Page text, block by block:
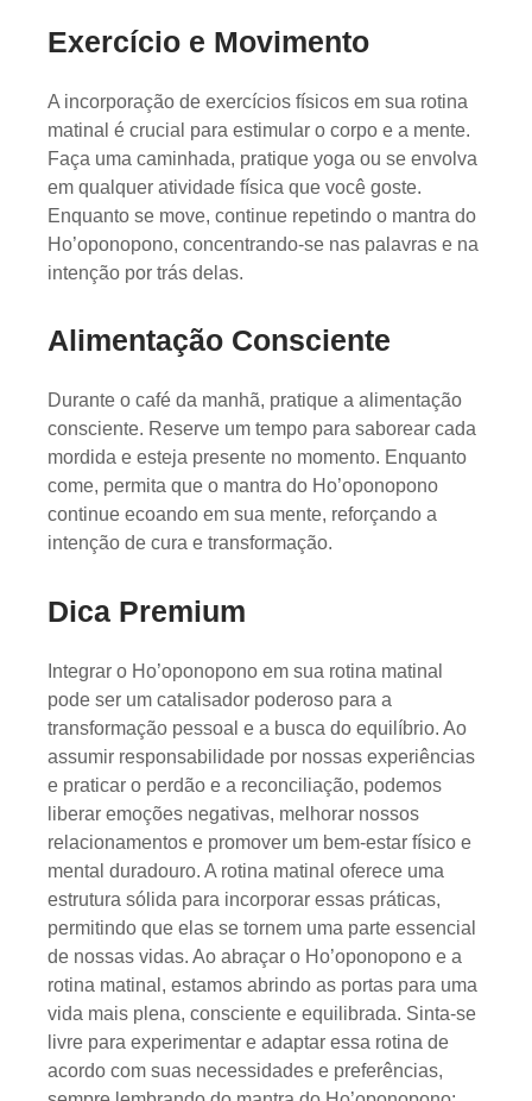
Exercício e Movimento
A incorporação de exercícios físicos em sua rotina
matinal é crucial para estimular o corpo e a mente.
Faça uma caminhada, pratique yoga ou se envolva
em qualquer atividade física que você goste.
Enquanto se move, continue repetindo o mantra do
Ho’oponopono, concentrando-se nas palavras e na
intenção por trás delas.
Alimentação Consciente
Durante o café da manhã, pratique a alimentação
consciente. Reserve um tempo para saborear cada
mordida e esteja presente no momento. Enquanto
come, permita que o mantra do Ho’oponopono
continue ecoando em sua mente, reforçando a
intenção de cura e transformação.
Dica Premium
Integrar o Ho’oponopono em sua rotina matinal
pode ser um catalisador poderoso para a
transformação pessoal e a busca do equilíbrio. Ao
assumir responsabilidade por nossas experiências
e praticar o perdão e a reconciliação, podemos
liberar emoções negativas, melhorar nossos
relacionamentos e promover um bem-estar físico e
mental duradouro. A rotina matinal oferece uma
estrutura sólida para incorporar essas práticas,
permitindo que elas se tornem uma parte essencial
de nossas vidas. Ao abraçar o Ho’oponopono e a
rotina matinal, estamos abrindo as portas para uma
vida mais plena, consciente e equilibrada. Sinta-se
livre para experimentar e adaptar essa rotina de
acordo com suas necessidades e preferências,